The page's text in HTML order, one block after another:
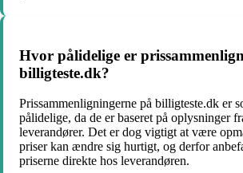
Hvor pålidelige er
billigteste.dk?
Prissammenligningerne på billigteste.dk er
pålidelige, da de er baseret på oplysninger
leverandører. Det er dog vigtigt at være
priser kan ændre sig hurtigt, og derfor
priserne direkte hos leverandøren.